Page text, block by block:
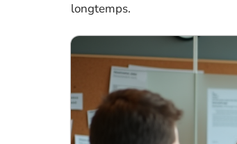
longtemps.